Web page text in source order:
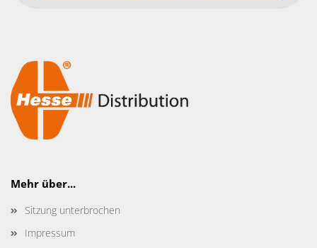
Mehr über...
Sitzung unterbrochen
Impressum